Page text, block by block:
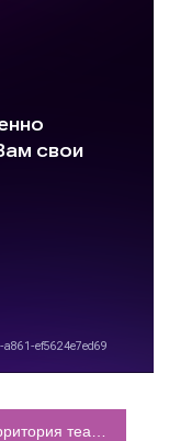
театральных коллективов “Браво, дети!”